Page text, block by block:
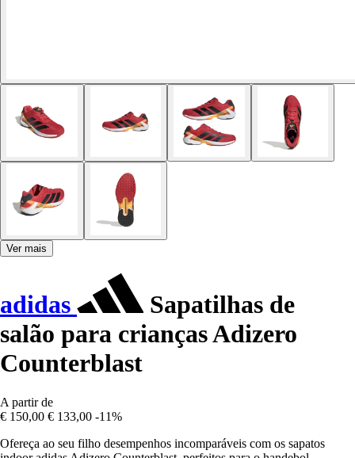
Ver mais
adidas
Sapatilhas de
salão para crianças Adizero
Counterblast
A partir de
€ 150,00 € 133,00 -11%
Ofereça ao seu filho desempenhos incomparáveis com os sapatos